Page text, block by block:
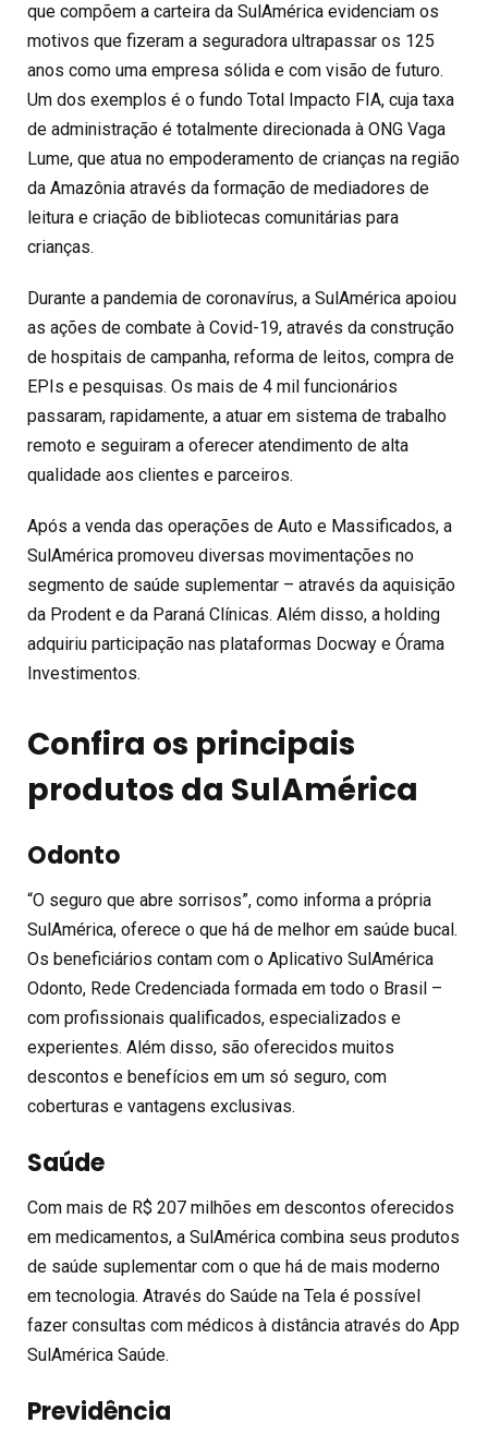
que compõem a carteira da SulAmérica evidenciam os
motivos que fizeram a seguradora ultrapassar os 125
anos como uma empresa sólida e com visão de futuro.
Um dos exemplos é o fundo Total Impacto FIA, cuja taxa
de administração é totalmente direcionada à ONG Vaga
Lume, que atua no empoderamento de crianças na região
da Amazônia através da formação de mediadores de
leitura e criação de bibliotecas comunitárias para
crianças.
Durante a pandemia de coronavírus, a SulAmérica apoiou
as ações de combate à Covid-19, através da construção
de hospitais de campanha, reforma de leitos, compra de
EPIs e pesquisas. Os mais de 4 mil funcionários
passaram, rapidamente, a atuar em sistema de trabalho
remoto e seguiram a oferecer atendimento de alta
qualidade aos clientes e parceiros.
Após a venda das operações de Auto e Massificados, a
SulAmérica promoveu diversas movimentações no
segmento de saúde suplementar – através da aquisição
da Prodent e da Paraná Clínicas. Além disso, a holding
adquiriu participação nas plataformas Docway e Órama
Investimentos.
Confira os principais
produtos da SulAmérica
Odonto
“O seguro que abre sorrisos”, como informa a própria
SulAmérica, oferece o que há de melhor em saúde bucal.
Os beneficiários contam com o Aplicativo SulAmérica
Odonto, Rede Credenciada formada em todo o Brasil –
com profissionais qualificados, especializados e
experientes. Além disso, são oferecidos muitos
descontos e benefícios em um só seguro, com
coberturas e vantagens exclusivas.
Saúde
Com mais de R$ 207 milhões em descontos oferecidos
em medicamentos, a SulAmérica combina seus produtos
de saúde suplementar com o que há de mais moderno
em tecnologia. Através do Saúde na Tela é possível
fazer consultas com médicos à distância através do App
SulAmérica Saúde.
Previdência